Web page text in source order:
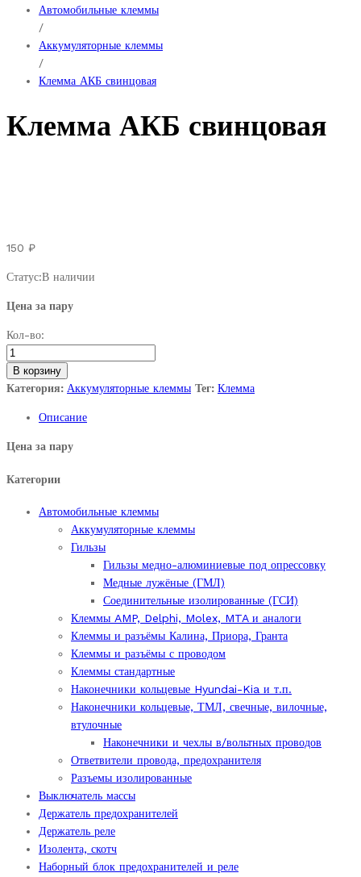
Автомобильные клеммы
/
Аккумуляторные клеммы
/
Клемма АКБ свинцовая
Клемма АКБ свинцовая
150 ₽
Статус:В наличии
Цена за пару
Клемма
АКБ
свинцовая
quantity
Кол-во:
В корзину
Категория: Аккумуляторные клеммы Тег: Клемма
Описание
Цена за пару
Категории
Автомобильные клеммы
Аккумуляторные клеммы
Гильзы
Гильзы медно-алюминиевые под опрессовку
Медные лужёные (ГМЛ)
Соединительные изолированные (ГСИ)
Клеммы AMP, Delphi, Molex, MTA и аналоги
Клеммы и разъёмы Калина, Приора, Гранта
Клеммы и разъёмы с проводом
Клеммы стандартные
Наконечники кольцевые Hyundai-Kia и т.п.
Наконечники кольцевые, ТМЛ, свечные, вилочные,
втулочные
Наконечники и чехлы в/вольтных проводов
Ответвители провода, предохранителя
Разъемы изолированные
Выключатель массы
Держатель предохранителей
Держатель реле
Изолента, скотч
Наборный блок предохранителей и реле